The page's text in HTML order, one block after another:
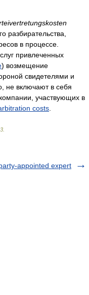
разбирательства,
в процессе.
привлеченных
) возмещение
свидетелями и
не включают в себя
участвующих в
costs
appointed expert